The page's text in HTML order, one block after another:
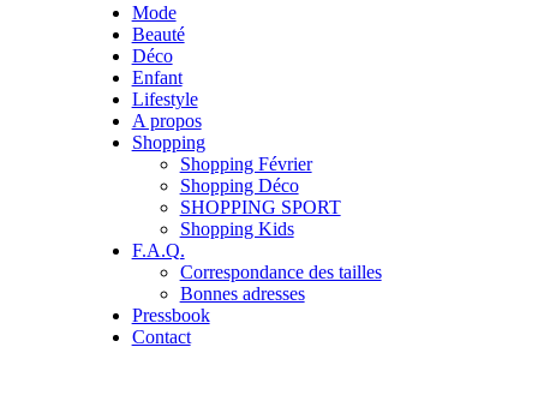
Mode
Beauté
Déco
Enfant
Lifestyle
A propos
Shopping
Shopping Février
Shopping Déco
SHOPPING SPORT
Shopping Kids
F.A.Q.
Correspondance des tailles
Bonnes adresses
Pressbook
Contact